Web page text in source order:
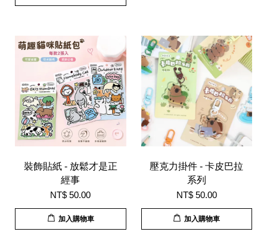
裝飾貼紙 - 放鬆才是正
經事
NT$ 50.00
加入購物車
壓克力掛件 - 卡皮巴拉
系列
NT$ 50.00
加入購物車